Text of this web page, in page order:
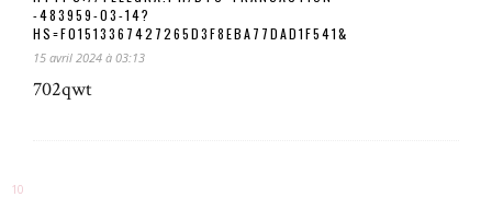
-483959-03-14?
HS=F01513367427265D3F8EBA77DAD1F541&
15 avril 2024 à 03:13
702qwt